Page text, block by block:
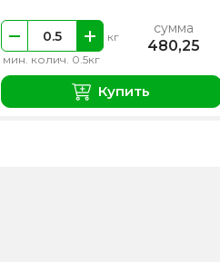
мин. колич. 0.5кг
кг сумма
480,25
Купить